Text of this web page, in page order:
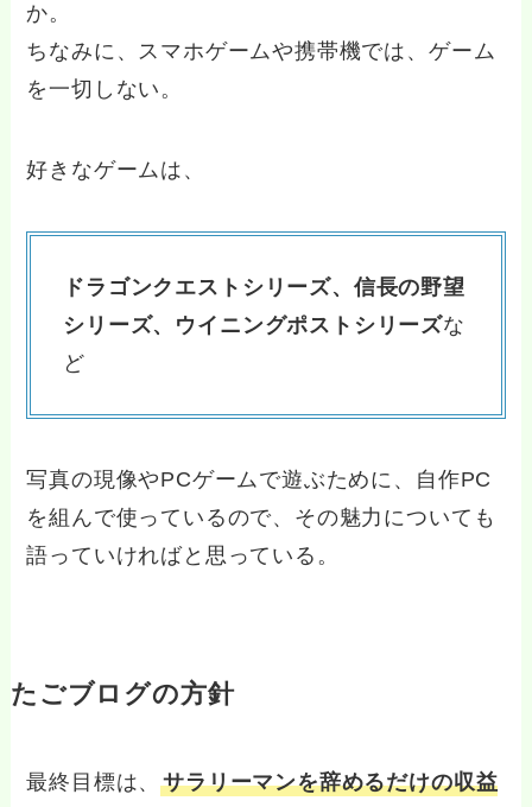
か。
ちなみに、スマホゲームや携帯機では、ゲーム
を一切しない。
好きなゲームは、
ドラゴンクエストシリーズ、信長の野望
シリーズ、ウイニングポストシリーズな
ど
写真の現像やPCゲームで遊ぶために、自作PC
を組んで使っているので、その魅力についても
語っていければと思っている。
たごブログの方針
最終目標は、サラリーマンを辞めるだけの収益